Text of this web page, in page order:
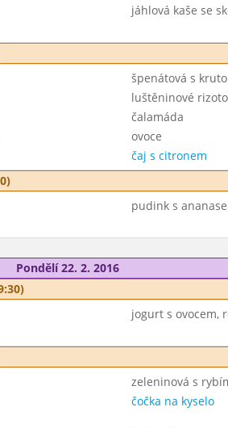
jáhlová kaše se
špenátová s
luštěninové rizoto
čalamáda
ovoce
čaj s citronem
pudink s
Pondělí 22. 2. 2016
jogurt s ovocem,
zeleninová s
čočka na kyselo